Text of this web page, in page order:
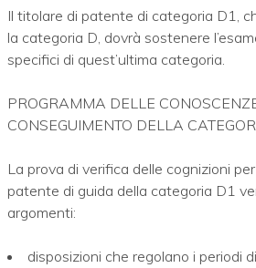
Il titolare di patente di categoria D1,
la categoria D, dovrà sostenere
specifici di quest’ultima categoria.
PROGRAMMA DELLE
CONSEGUIMENTO DELLA
La prova di verifica delle cognizioni
patente di guida della categoria D1
argomenti:
disposizioni che regolano i periodi